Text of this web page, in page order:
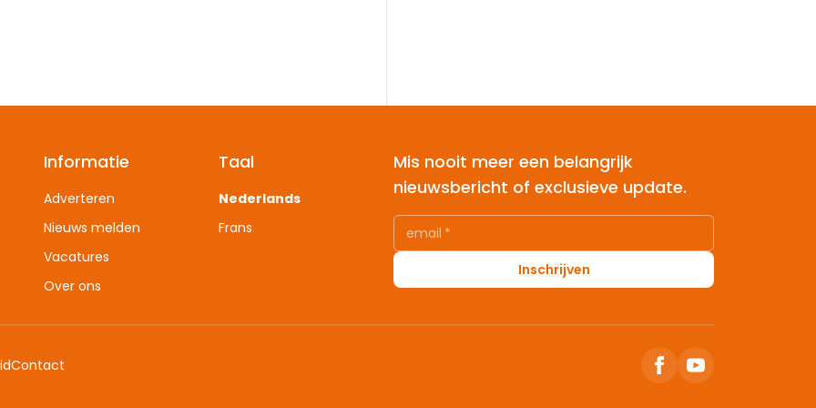
Informatie
Adverteren
Nieuws melden
Vacatures
Over ons
Taal
Nederlands
Frans
Mis nooit meer een belangrijk
nieuwsbericht of exclusieve update.
email *
Inschrijven
Contact